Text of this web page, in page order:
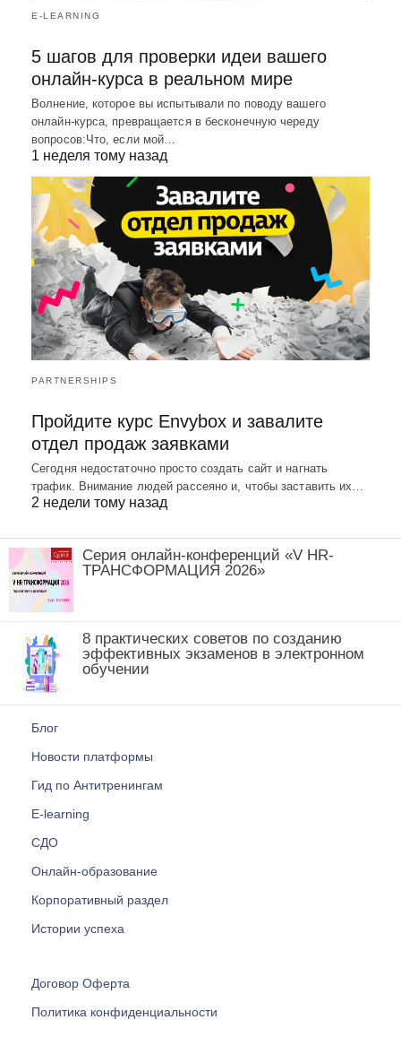
E-LEARNING
5 шагов для проверки идеи вашего
онлайн-курса в реальном мире
Волнение, которое вы испытывали по поводу вашего
онлайн-курса, превращается в бесконечную череду
вопросов:Что, если мой…
1 неделя тому назад
PARTNERSHIPS
Пройдите курс Envybox и завалите
отдел продаж заявками
Сегодня недостаточно просто создать сайт и нагнать
трафик. Внимание людей рассеяно и, чтобы заставить их…
2 недели тому назад
Серия онлайн-конференций «V HR-
ТРАНСФОРМАЦИЯ 2026»
8 практических советов по созданию
эффективных экзаменов в электронном
обучении
Блог
Новости платформы
Гид по Антитренингам
E-learning
СДО
Онлайн-образование
Корпоративный раздел
Истории успеха
Договор Оферта
Политика конфиденциальности